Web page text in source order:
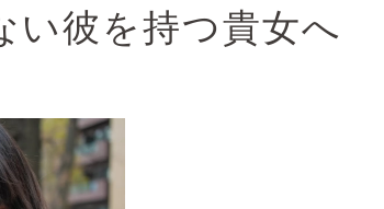
い彼を持つ貴女へ